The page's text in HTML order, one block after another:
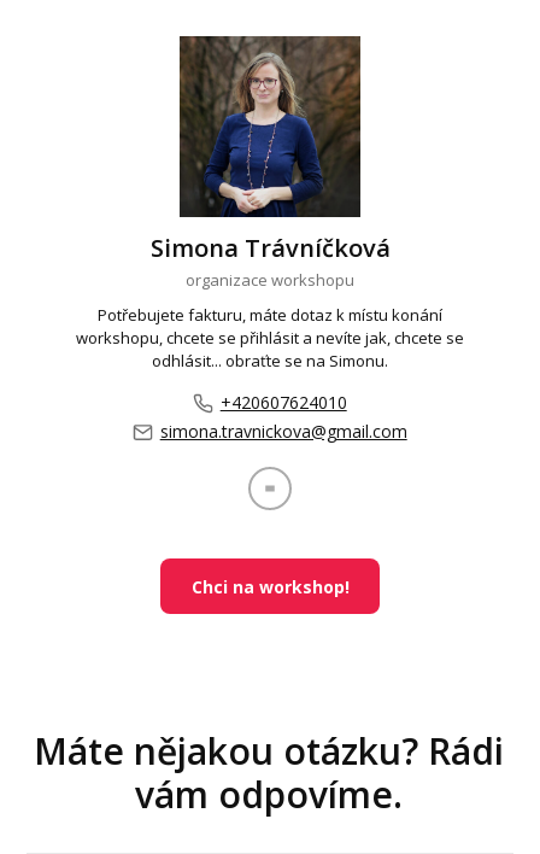
Simona Trávníčková
organizace workshopu
Potřebujete fakturu, máte dotaz k místu konání
workshopu, chcete se přihlásit a nevíte jak, chcete se
odhlásit... obraťte se na Simonu.
+420607624010
simona.travnickova@gmail.com
Chci na workshop!
Máte nějakou otázku? Rádi
vám odpovíme.